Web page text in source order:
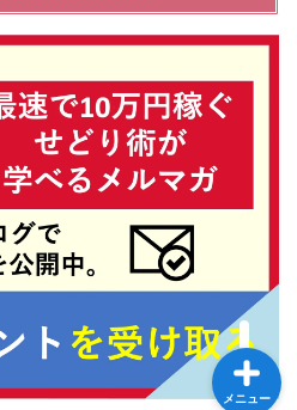
メニュー
プロフィール
サイトマップ
お問い合わせ